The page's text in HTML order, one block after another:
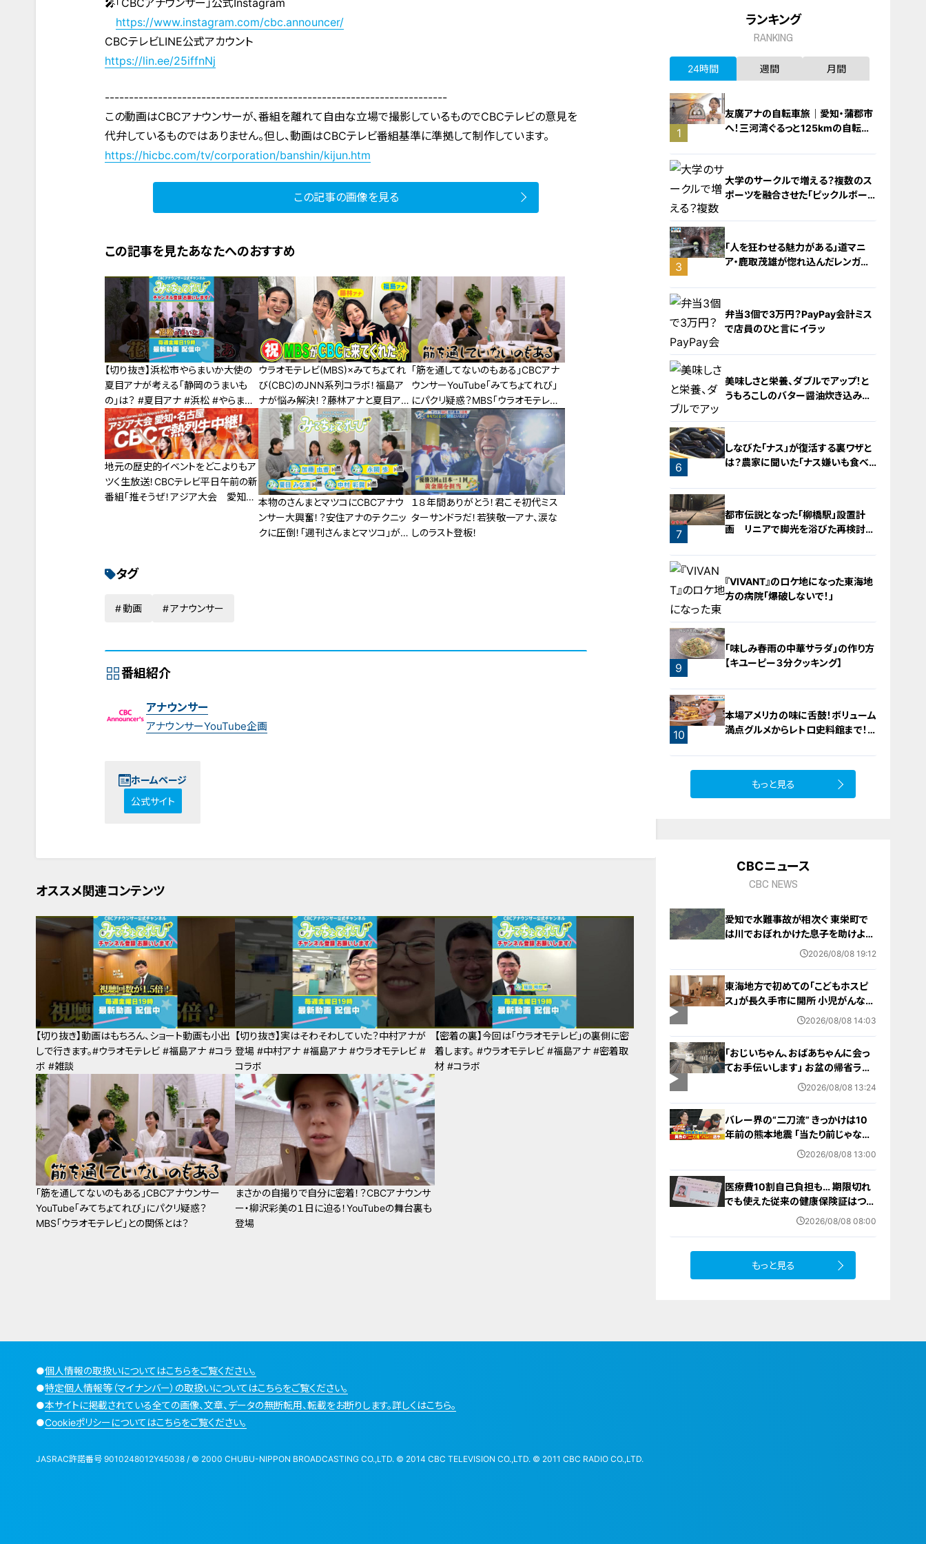
🎤「CBCアナウンサー」公式Instagram
https://www.instagram.com/cbc.announcer/
CBCテレビLINE公式アカウント
https://lin.ee/25iffnNj
-----------------------------------------------------------------------
この動画はCBCアナウンサーが、番組を離れて自由な立場で撮影しているものでCBCテレビの意見を
代弁しているものではありません。但し、動画はCBCテレビ番組基準に準拠して制作しています。
https://hicbc.com/tv/corporation/banshin/kijun.htm
この記事の画像を見る
この記事を見たあなたへのおすすめ
【切り抜き】浜松市やらまいか大使の
夏目アナが考える「静岡のうまいも
の」は？ #夏目アナ #浜松 #やらまい
か大使 #ご当地グルメ
ウラオモテレビ(MBS)×みてちょてれ
び(CBC)のJNN系列コラボ！福島ア
ナが悩み解決！？藤林アナと夏目アナ
の共通点！？アナウンサー達のウラガ
ワトーク満載！
「筋を通してないのもある」CBCアナ
ウンサーYouTube「みてちょてれび」
にパクリ疑惑？MBS「ウラオモテレビ」
との関係とは？
地元の歴史的イベントをどこよりもア
ツく生放送！CBCテレビ平日午前の新
番組「推そうぜ！アジア大会 愛知・
本物のさんまとマツコにCBCアナウ
ンサー大興奮！？安住アナのテクニッ
クに圧倒！「週刊さんまとマツコ」がア
１８年間ありがとう！君こそ初代ミス
ターサンドラだ！若狭敬一アナ、涙な
しのラスト登板！
タグ
動画 アナウンサー
番組紹介
アナウンサー
アナウンサーYouTube企画
ホームページ
公式サイト
オススメ関連コンテンツ
【切り抜き】動画はもちろん、ショート動画も小出
しで行きます。#ウラオモテレビ #福島アナ #コラ
ボ #雑談
【切り抜き】実はそわそわしていた？中村アナが
登場 #中村アナ #福島アナ #ウラオモテレビ #
コラボ
【密着の裏】今回は「ウラオモテレビ」の裏側に密
着します。 #ウラオモテレビ #福島アナ #密着取
材 #コラボ
「筋を通してないのもある」CBCアナウンサー
YouTube「みてちょてれび」にパクリ疑惑？
MBS「ウラオモテレビ」との関係とは？
まさかの自撮りで自分に密着！？CBCアナウンサ
ー・柳沢彩美の１日に迫る！YouTubeの舞台裏も
登場
ランキング
RANKING
24時間 週間 月間
1
友廣アナの自転車旅｜愛知・蒲郡市
へ！三河湾ぐるっと125kmの自転車
2
大学のサークルで増える？複数のス
ポーツを融合させた「ピックルボー
3
「人を狂わせる魅力がある」道マニ
ア・鹿取茂雄が惚れ込んだレンガの
4
弁当3個で3万円？PayPay会計ミス
で店員のひと言にイラッ
5
美味しさと栄養、ダブルでアップ！と
うもろこしのバター醤油炊き込みご
6
しなびた「ナス」が復活する裏ワザと
は？農家に聞いた「ナス嫌いも食べ
7
都市伝説となった「柳橋駅」設置計
画 リニアで脚光を浴びた再検討の
8
『VIVANT』のロケ地になった東海地
方の病院「爆破しないで！」
9
「味しみ春雨の中華サラダ」の作り方
【キユーピー３分クッキング】
10
本場アメリカの味に舌鼓！ボリューム
満点グルメからレトロ史料館まで！
もっと見る
CBCニュース
CBC NEWS
愛知で水難事故が相次ぐ 東栄町で
は川でおぼれかけた息子を助けよう
とし父親が心肺停止の状態で搬送
2026/08/08 19:12
東海地方で初めての「こどもホスピ
ス」が長久手市に開所 小児がんなど
重い病気の子どもと家族を支える施
2026/08/08 14:03
「おじいちゃん、おばあちゃんに会っ
てお手伝いします」 お盆の帰省ラッ
シュが本格化 東海道新幹線下りがピ
2026/08/08 13:24
バレー界の“二刀流” きっかけは10
年前の熊本地震 ｢当たり前じゃなか
った｣ オフシーズンゼロの過酷スケ
2026/08/08 13:00
医療費10割自己負担も… 期限切れ
でも使えた従来の健康保険証はつい
に終了 8月以降起こりうるマイナ保
2026/08/08 08:00
もっと見る
●個人情報の取扱いについてはこちらをご覧ください。
●特定個人情報等（マイナンバー）の取扱いについてはこちらをご覧ください。
●本サイトに掲載されている全ての画像、文章、データの無断転用、転載をお断りします。詳しくはこちら。
●Cookieポリシーについてはこちらをご覧ください。
JASRAC許諾番号 9010248012Y45038 / © 2000 CHUBU-NIPPON BROADCASTING CO.,LTD. © 2014 CBC TELEVISION CO.,LTD. © 2011 CBC RADIO CO.,LTD.